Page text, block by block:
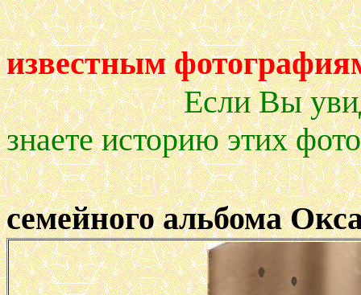
известным
Если Вы
знаете историю этих
семейного альбома